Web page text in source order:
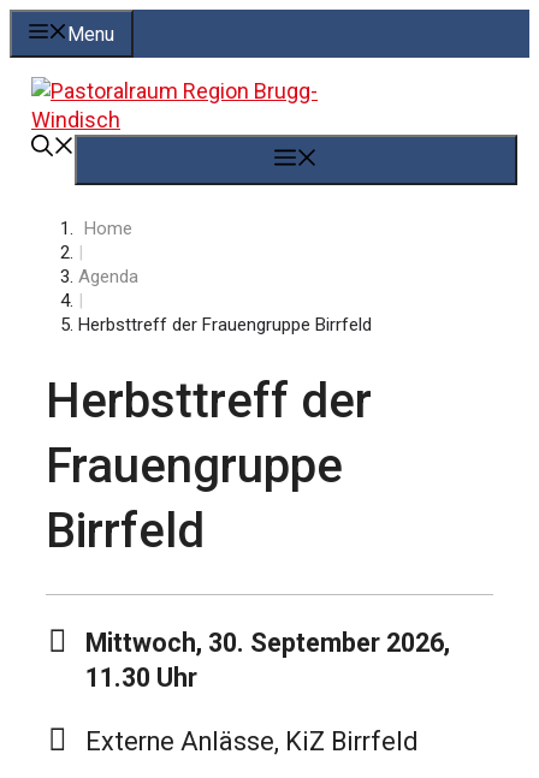
Springe
zum
Inhalt
Menu
Home
|
Agenda
|
Herbsttreff der Frauengruppe Birrfeld
Herbsttreff der
Frauengruppe
Birrfeld
Mittwoch, 30. September 2026,
11.30 Uhr
Externe Anlässe, KiZ Birrfeld